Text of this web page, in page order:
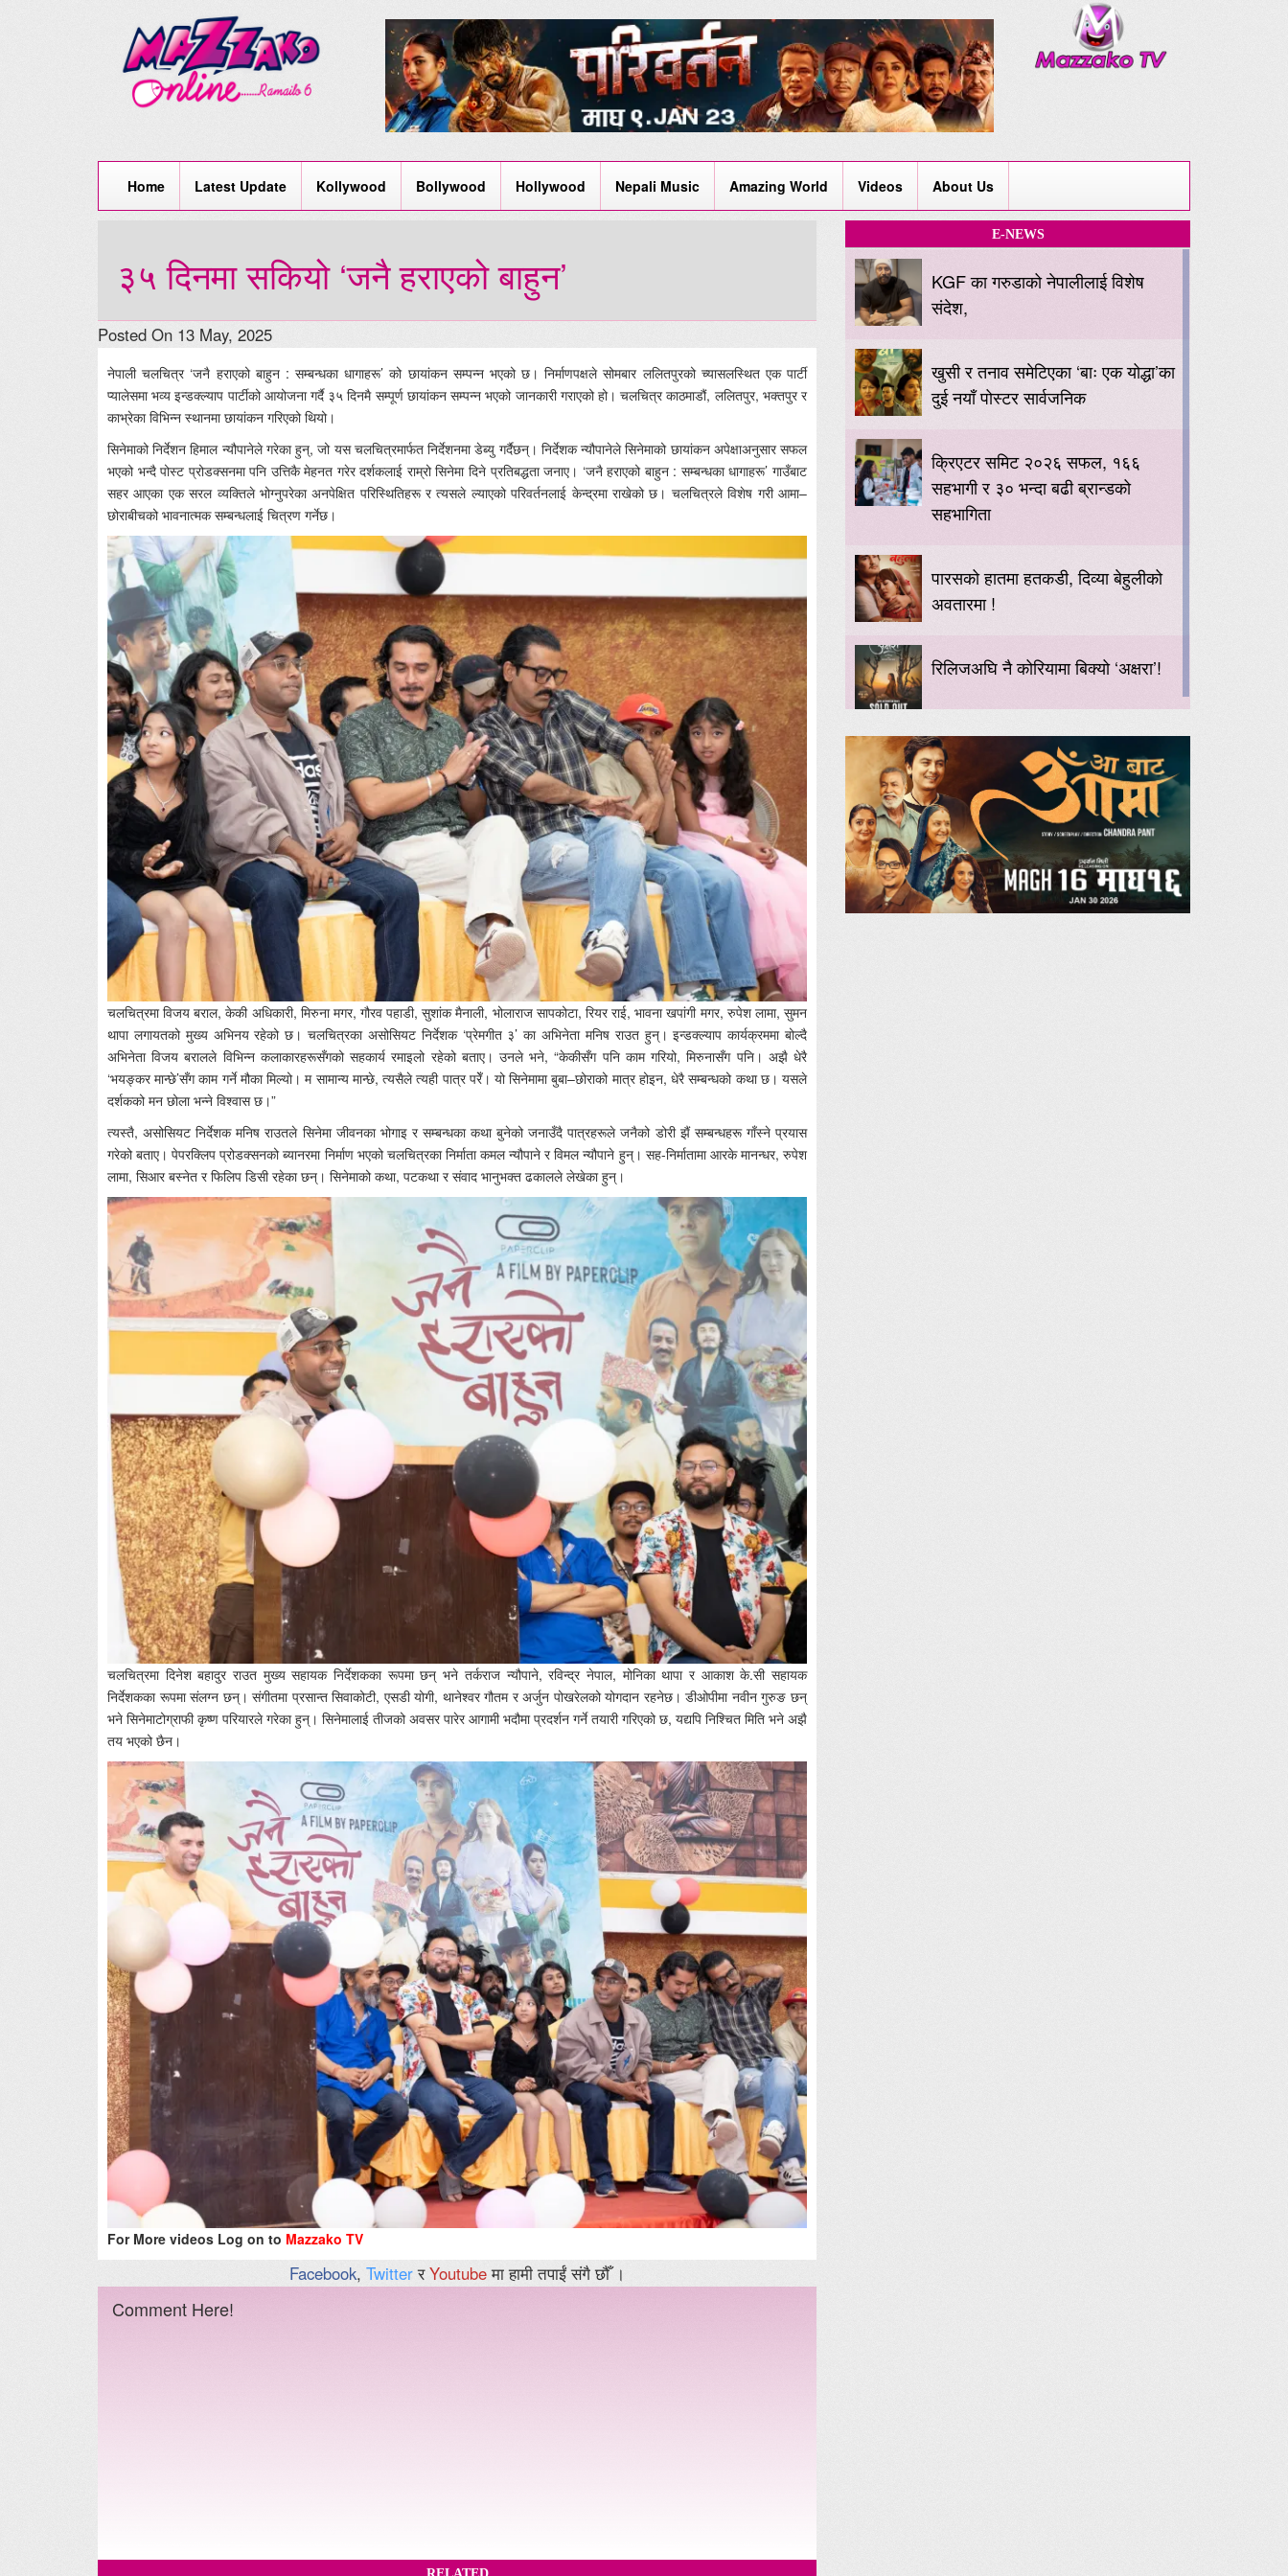
Home Latest Update Kollywood Bollywood Hollywood Nepali Music Amazing World Videos About Us
३५ दिनमा सकियो ‘जनै हराएको बाहुन’
Posted On 13 May, 2025
नेपाली चलचित्र ‘जनै हराएको बाहुन : सम्बन्धका धागाहरू’ को छायांकन सम्पन्न भएको छ। निर्माणपक्षले सोमबार ललितपुरको च्यासलस्थित एक पार्टी
प्यालेसमा भव्य इन्डक्ल्याप पार्टीको आयोजना गर्दै ३५ दिनमै सम्पूर्ण छायांकन सम्पन्न भएको जानकारी गराएको हो। चलचित्र काठमाडौं, ललितपुर, भक्तपुर र
काभ्रेका विभिन्न स्थानमा छायांकन गरिएको थियो।
सिनेमाको निर्देशन हिमाल न्यौपानेले गरेका हुन्, जो यस चलचित्रमार्फत निर्देशनमा डेब्यु गर्दैछन्। निर्देशक न्यौपानेले सिनेमाको छायांकन अपेक्षाअनुसार सफल
भएको भन्दै पोस्ट प्रोडक्सनमा पनि उत्तिकै मेहनत गरेर दर्शकलाई राम्रो सिनेमा दिने प्रतिबद्धता जनाए। ‘जनै हराएको बाहुन : सम्बन्धका धागाहरू’ गाउँबाट
सहर आएका एक सरल व्यक्तिले भोग्नुपरेका अनपेक्षित परिस्थितिहरू र त्यसले ल्याएको परिवर्तनलाई केन्द्रमा राखेको छ। चलचित्रले विशेष गरी आमा–
छोराबीचको भावनात्मक सम्बन्धलाई चित्रण गर्नेछ।
चलचित्रमा विजय बराल, केकी अधिकारी, मिरुना मगर, गौरव पहाडी, सुशांक मैनाली, भोलाराज सापकोटा, रियर राई, भावना खपांगी मगर, रुपेश लामा, सुमन
थापा लगायतको मुख्य अभिनय रहेको छ। चलचित्रका असोसियट निर्देशक ‘प्रेमगीत ३’ का अभिनेता मनिष राउत हुन्। इन्डक्ल्याप कार्यक्रममा बोल्दै
अभिनेता विजय बरालले विभिन्न कलाकारहरूसँगको सहकार्य रमाइलो रहेको बताए। उनले भने, “केकीसँग पनि काम गरियो, मिरुनासँग पनि। अझै धेरै
‘भयङ्कर मान्छे’सँग काम गर्ने मौका मिल्यो। म सामान्य मान्छे, त्यसैले त्यही पात्र परेँ। यो सिनेमामा बुबा–छोराको मात्र होइन, धेरै सम्बन्धको कथा छ। यसले
दर्शकको मन छोला भन्ने विश्वास छ।”
त्यस्तै, असोसियट निर्देशक मनिष राउतले सिनेमा जीवनका भोगाइ र सम्बन्धका कथा बुनेको जनाउँदै पात्रहरूले जनैको डोरी झैं सम्बन्धहरू गाँस्ने प्रयास
गरेको बताए। पेपरक्लिप प्रोडक्सनको ब्यानरमा निर्माण भएको चलचित्रका निर्माता कमल न्यौपाने र विमल न्यौपाने हुन्। सह-निर्मातामा आरके मानन्धर, रुपेश
लामा, सिआर बस्नेत र फिलिप डिसी रहेका छन्। सिनेमाको कथा, पटकथा र संवाद भानुभक्त ढकालले लेखेका हुन्।
चलचित्रमा दिनेश बहादुर राउत मुख्य सहायक निर्देशकका रूपमा छन् भने तर्कराज न्यौपाने, रविन्द्र नेपाल, मोनिका थापा र आकाश के.सी सहायक
निर्देशकका रूपमा संलग्न छन्। संगीतमा प्रसान्त सिवाकोटी, एसडी योगी, थानेश्वर गौतम र अर्जुन पोखरेलको योगदान रहनेछ। डीओपीमा नवीन गुरुङ छन्
भने सिनेमाटोग्राफी कृष्ण परियारले गरेका हुन्। सिनेमालाई तीजको अवसर पारेर आगामी भदौमा प्रदर्शन गर्ने तयारी गरिएको छ, यद्यपि निश्चित मिति भने अझै
तय भएको छैन।
For More videos Log on to Mazzako TV
Facebook, TwitterरYoutubeमा हामी तपाईं संगै छौँ ।
Comment Here!
RELATED
E-NEWS
KGF का गरुडाको नेपालीलाई विशेष
संदेश,
खुसी र तनाव समेटिएका ‘बाः एक योद्धा’का
दुई नयाँ पोस्टर सार्वजनिक
क्रिएटर समिट २०२६ सफल, १६६
सहभागी र ३० भन्दा बढी ब्रान्डको
सहभागिता
पारसको हातमा हतकडी, दिव्या बेहुलीको
अवतारमा !
रिलिजअघि नै कोरियामा बिक्यो ‘अक्षरा’!